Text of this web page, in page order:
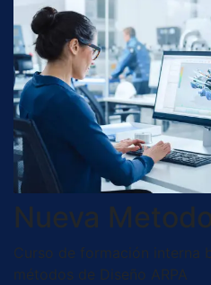
Nueva
Curso de formación interna
métodos de Diseño ARPA